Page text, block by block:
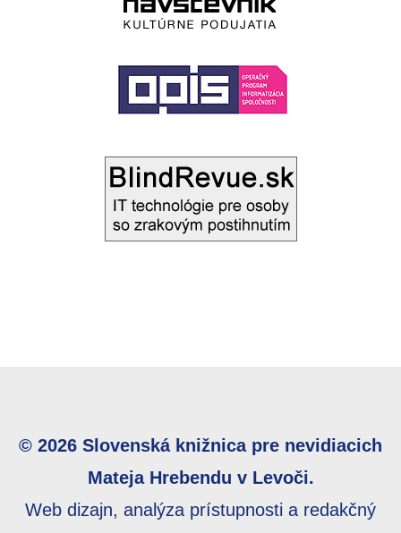
© 2026 Slovenská knižnica pre nevidiacich
Mateja Hrebendu v Levoči.
Web dizajn, analýza prístupnosti a redakčný